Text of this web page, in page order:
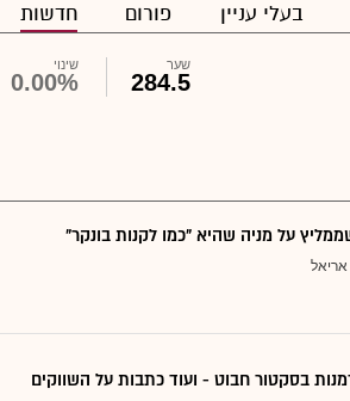
בעלי עניין פורום חדשות
שער
284.5
שינוי
0.00%
על מניה שהיא "כמו לקנות בונקר"
בסקטור חבוט - ועוד כתבות על השווקים